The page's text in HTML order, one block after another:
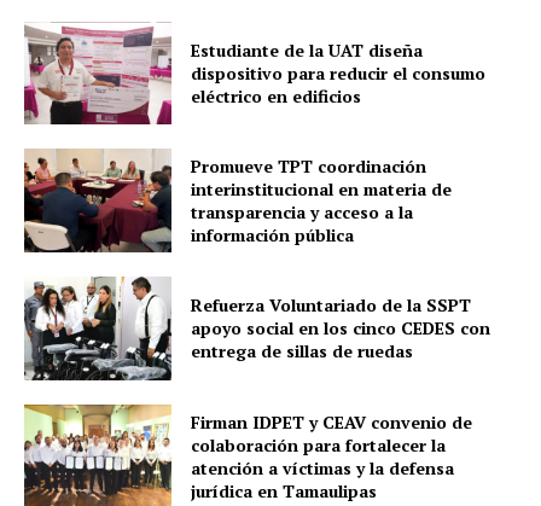
Estudiante de la UAT diseña
dispositivo para reducir el consumo
eléctrico en edificios
Promueve TPT coordinación
interinstitucional en materia de
transparencia y acceso a la
información pública
Refuerza Voluntariado de la SSPT
apoyo social en los cinco CEDES con
entrega de sillas de ruedas
Firman IDPET y CEAV convenio de
colaboración para fortalecer la
atención a víctimas y la defensa
jurídica en Tamaulipas